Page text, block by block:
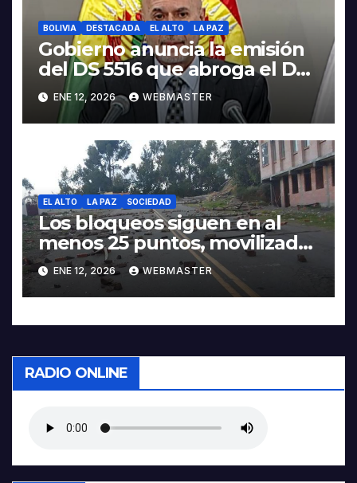
BOLIVIA DESTACADA EL ALTO LA PAZ
Gobierno anuncia la emisión
del DS 5516 que abroga el DS
5503
ENE 12, 2026 WEBMASTER
EL ALTO LA PAZ SOCIEDAD
Los bloqueos siguen en al
menos 25 puntos, movilizados
piden abrogación del 5503 en
la Gaceta
ENE 12, 2026 WEBMASTER
RADIO ONLINE